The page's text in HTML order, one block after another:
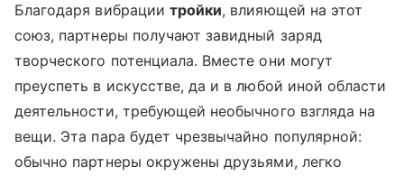
Благодаря вибрации тройки, влияющей на этот
союз, партнеры получают завидный заряд
творческого потенциала. Вместе они могут
преуспеть в искусстве, да и в любой иной области
деятельности, требующей необычного взгляда на
вещи. Эта пара будет чрезвычайно популярной:
обычно партнеры окружены друзьями, легко